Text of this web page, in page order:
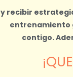
y recibir
entrenamiento
contigo.